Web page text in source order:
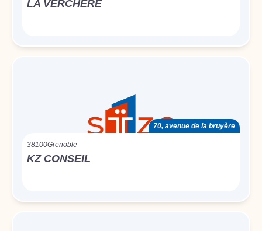
LA VERCHERE
70, avenue de la bruyère
38100Grenoble
KZ CONSEIL